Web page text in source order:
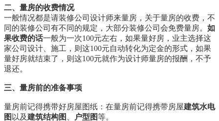
二、量房的收费情况
一般情况都是请装修公司设计师来量房，关于量房的收费，不
同的装修公司有不同的规定，大部分装修公司会免费量房。 如
果收费的话一般为一次100元左右，如果量好房，业主选择这
家公司设计、施工，则这100元自动转化为定金的形式，如果
量好房就结束了，则这100元就作为设计师量房的报酬，不予
退还。
三、量房前的准备事项
量房前记得携带好房屋图纸：在量房前记得携带房屋建筑水电
图 以及建筑结构图 户型图等。